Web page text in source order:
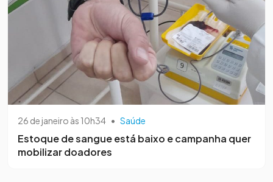
26 de janeiro às 10h34 • Saúde
Estoque de sangue está baixo e campanha quer
mobilizar doadores